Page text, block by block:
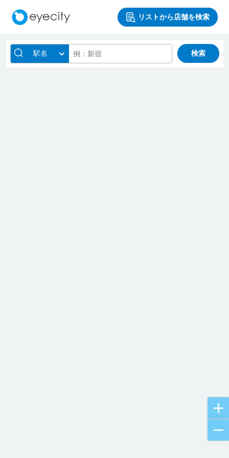
リストから店舗を検索
駅名 検索